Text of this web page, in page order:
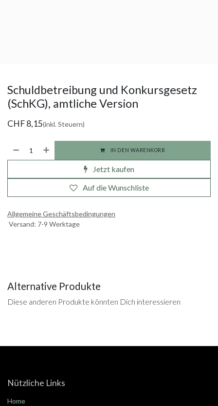
Schuldbetreibung und Konkursgesetz
(SchKG), amtliche Version
CHF8,15(inkl. Steuern)
IN DEN WARENKORB
Jetzt kaufen
Auf die Wunschliste
Allgemeine Geschäftsbedingungen
Versand: 7-9 Werktage
Alternative Produkte
Diese anderen Produkte könnten Dich interessieren
Nützliche Links
Home